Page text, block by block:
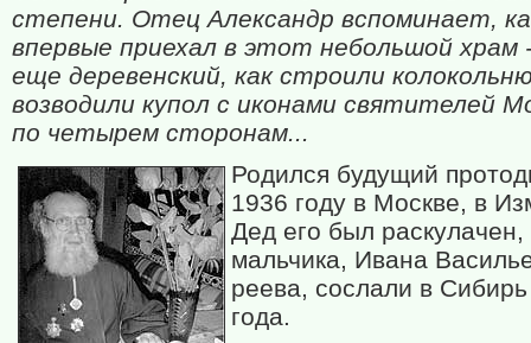
степени. Отец Александр вспоминает,
впервые приехал в этот небольшой храм
еще деревенский, как строили
возводили купол с иконами святителей
по четырем сторонам...
Родился будущий
1936 году в Москве, в
Дед его был раскулачен,
мальчика, Ивана
реева, сослали в
года.